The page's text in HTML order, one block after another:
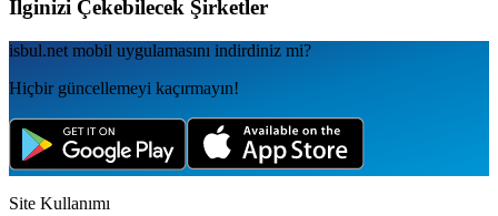
İlginizi Çekebilecek Şirketler
isbul.net mobil uygulamаsını indirdiniz mi?
Hiçbir güncellemeyi kaçırmayın!
Site Kullanımı